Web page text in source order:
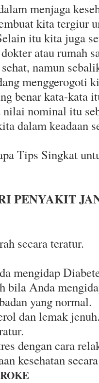
menjaga
kita tergiur
itu kita juga
atau rumah
namun
menggerogoti
benar kata-kata
nominal itu
dalam keadaan
Tips Singkat
PENYAKIT
secara teratur.
mengidap
bila Anda
yang normal.
dan lemak
dengan cara
kesehatan